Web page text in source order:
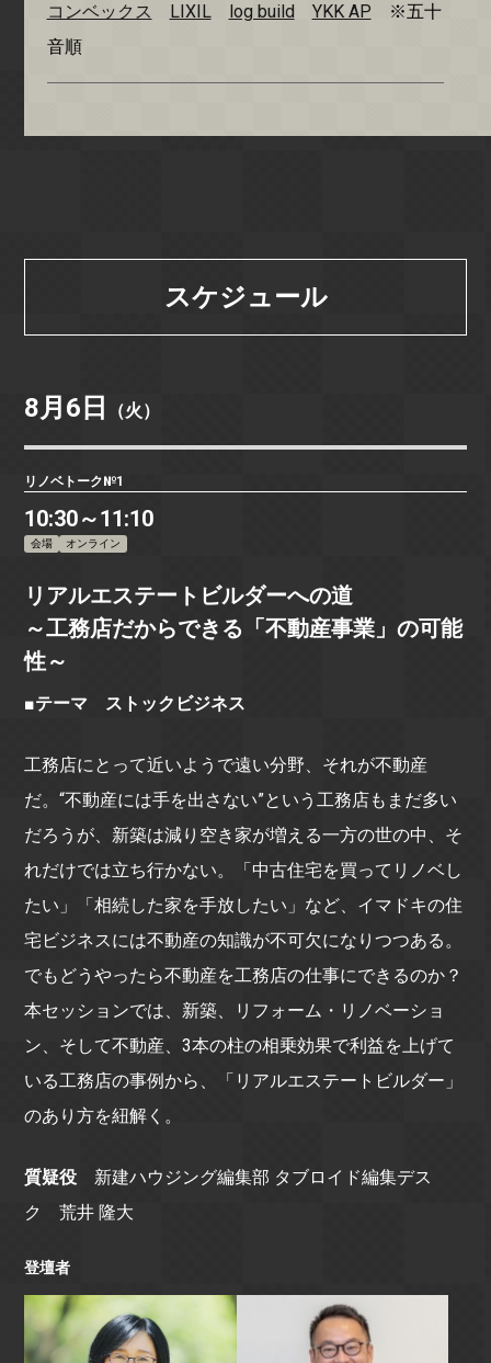
コンベックス LIXIL log build YKK AP ※五十
音順
スケジュール
8月6日 （火）
リノベトーク№1
10:30～11:10
会場 オンライン
リアルエステートビルダーへの道
～工務店だからできる「不動産事業」の可能
性～
■テーマ ストックビジネス
工務店にとって近いようで遠い分野、それが不動産
だ。“不動産には手を出さない”という工務店もまだ多い
だろうが、新築は減り空き家が増える一方の世の中、そ
れだけでは立ち行かない。「中古住宅を買ってリノベし
たい」「相続した家を手放したい」など、イマドキの住
宅ビジネスには不動産の知識が不可欠になりつつある。
でもどうやったら不動産を工務店の仕事にできるのか？
本セッションでは、新築、リフォーム・リノベーショ
ン、そして不動産、3本の柱の相乗効果で利益を上げて
いる工務店の事例から、「リアルエステートビルダー」
のあり方を紐解く。
質疑役 新建ハウジング編集部 タブロイド編集デス
ク 荒井 隆大
登壇者